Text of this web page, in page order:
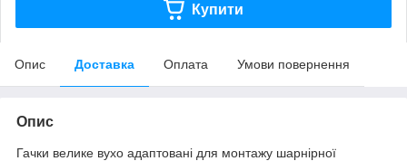
Купити
Опис Доставка Оплата Умови повернення
Опис
Гачки велике вухо адаптовані для монтажу шарнірної